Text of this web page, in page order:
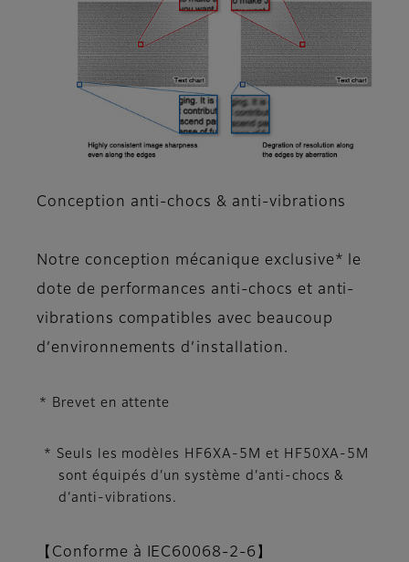
Conception anti-chocs & anti-vibrations
Notre conception mécanique exclusive* le
dote de performances anti-chocs et anti-
vibrations compatibles avec beaucoup
d’environnements d’installation.
* Brevet en attente
* Seuls les modèles HF6XA-5M et HF50XA-5M
sont équipés d’un système d’anti-chocs &
d’anti-vibrations.
【Conforme à IEC60068-2-6】